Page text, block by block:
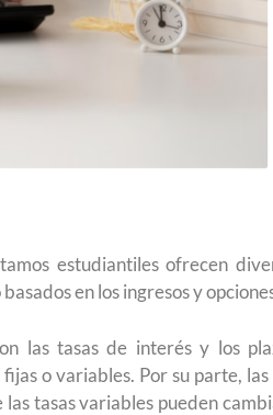
estudiantiles ofrecen
en los ingresos y
las tasas de interés y los
o variables. Por su parte,
tasas variables pueden